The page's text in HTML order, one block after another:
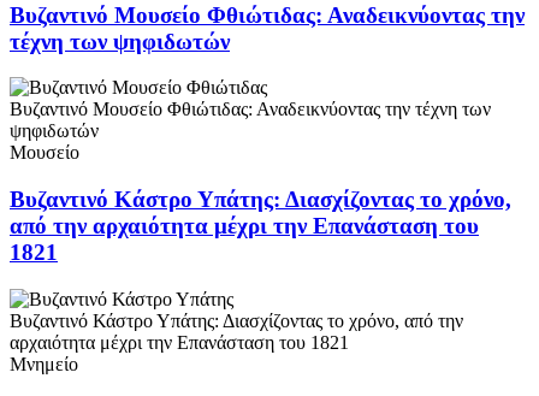
Βυζαντινό Μουσείο Φθιώτιδας: Αναδεικνύοντας την
τέχνη των ψηφιδωτών
Βυζαντινό Μουσείο Φθιώτιδας: Αναδεικνύοντας την τέχνη των
ψηφιδωτών
Μουσείο
Βυζαντινό Κάστρο Υπάτης: Διασχίζοντας το χρόνο,
από την αρχαιότητα μέχρι την Επανάσταση του
1821
Βυζαντινό Κάστρο Υπάτης: Διασχίζοντας το χρόνο, από την
αρχαιότητα μέχρι την Επανάσταση του 1821
Μνημείο